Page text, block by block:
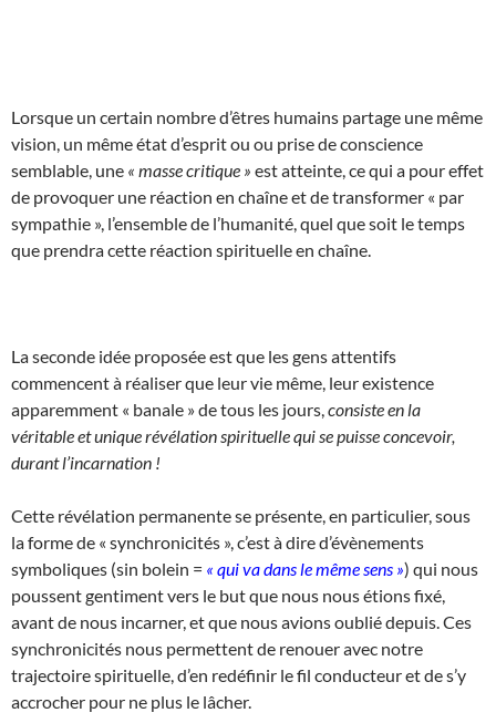
Lorsque un certain nombre d’êtres humains partage une même
vision, un même état d’esprit ou ou prise de conscience
semblable, une « masse critique » est atteinte, ce qui a pour effet
de provoquer une réaction en chaîne et de transformer « par
sympathie », l’ensemble de l’humanité, quel que soit le temps
que prendra cette réaction spirituelle en chaîne.
La seconde idée proposée est que les gens attentifs
commencent à réaliser que leur vie même, leur existence
apparemment « banale » de tous les jours, consiste en la
véritable et unique révélation spirituelle qui se puisse concevoir,
durant l’incarnation !
Cette révélation permanente se présente, en particulier, sous
la forme de « synchronicités », c’est à dire d’évènements
symboliques (sin bolein = « qui va dans le même sens ») qui nous
poussent gentiment vers le but que nous nous étions fixé,
avant de nous incarner, et que nous avions oublié depuis. Ces
synchronicités nous permettent de renouer avec notre
trajectoire spirituelle, d’en redéfinir le fil conducteur et de s’y
accrocher pour ne plus le lâcher.